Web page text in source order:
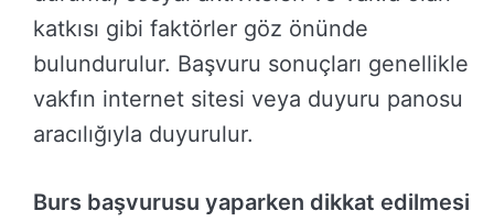
katkısı gibi faktörler göz önünde
bulundurulur. Başvuru sonuçları genellikle
vakfın internet sitesi veya duyuru panosu
aracılığıyla duyurulur.
Burs başvurusu yaparken dikkat edilmesi